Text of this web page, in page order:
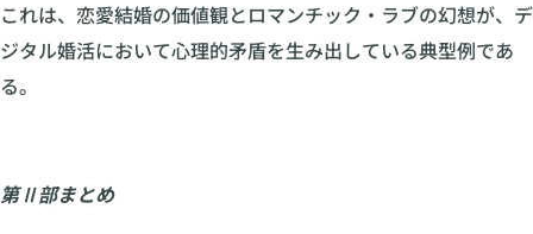
これは、恋愛結婚の価値観とロマンチック・ラブの幻想が、デ
ジタル婚活において心理的矛盾を生み出している典型例であ
る。
第Ⅱ部まとめ